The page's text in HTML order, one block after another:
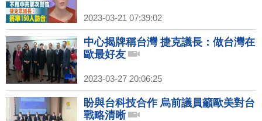
2023-03-21 07:39:02
中心揭牌稱台灣 捷克議長：做台灣在
歐最好友
2023-03-27 20:06:25
盼與台科技合作 烏前議員籲歐美對台
戰略清晰